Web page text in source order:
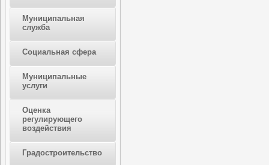
Муниципальная
служба
Социальная сфера
Муниципальные
услуги
Оценка
регулирующего
воздействия
Градостроительство